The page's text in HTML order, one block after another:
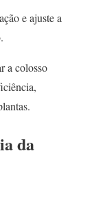
e ajuste a
a colosso
da